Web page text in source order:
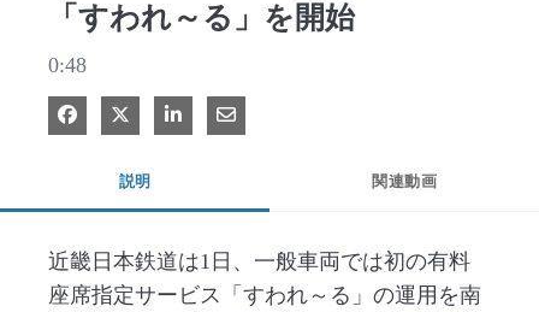
「すわれ～る」を開始
0:48
Facebook で共有
Xで共有する
LinkedIn で共有
電子メールで共有
説明 関連動画
近畿日本鉄道は1日、一般車両では初の有料
座席指定サービス「すわれ～る」の運用を南